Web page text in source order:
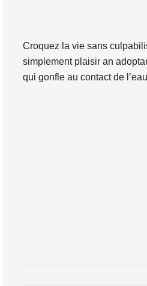
Croquez la vie sans
simplement plaisir an
qui gonfle au contact de